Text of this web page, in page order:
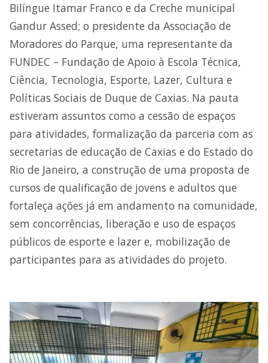
Bilíngue Itamar Franco e da Creche municipal
Gandur Assed; o presidente da Associação de
Moradores do Parque, uma representante da
FUNDEC – Fundação de Apoio à Escola Técnica,
Ciência, Tecnologia, Esporte, Lazer, Cultura e
Políticas Sociais de Duque de Caxias. Na pauta
estiveram assuntos como a cessão de espaços
para atividades, formalização da parceria com as
secretarias de educação de Caxias e do Estado do
Rio de Janeiro, a construção de uma proposta de
cursos de qualificação de jovens e adultos que
fortaleça ações já em andamento na comunidade,
sem concorrências, liberação e uso de espaços
públicos de esporte e lazer e, mobilização de
participantes para as atividades do projeto.